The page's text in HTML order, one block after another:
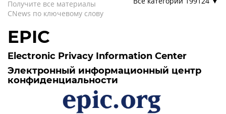
Получите все материалы
CNews по ключевому слову
EPIC
Electronic Privacy Information Center
Электронный информационный центр
конфиденциальности